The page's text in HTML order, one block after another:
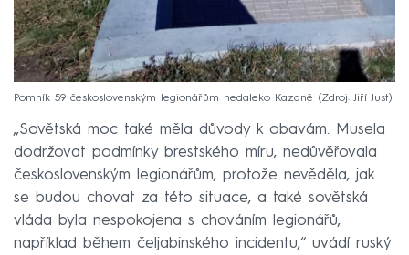
Pomník 59 československým legionářům nedaleko Kazaně Zdroj: Jiří Just
„Sovětská moc také měla důvody k obavám. Musela
dodržovat podmínky brestského míru, nedůvěřovala
československým legionářům, protože nevěděla, jak
se budou chovat za této situace, a také sovětská
vláda byla nespokojena s chováním legionářů,
například během čeljabinského incidentu,“ uvádí ruský